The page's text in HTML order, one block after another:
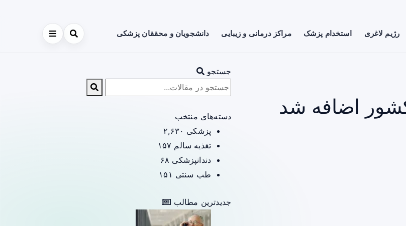
رژیم لاغری استخدام پزشک مراکز درمانی و زیبایی دانشجویان و محققان پزشکی
جستجو
دسته‌های منتخب
پزشکی ۲,۶۳۰
تغذیه سالم ۱۵۷
دندانپزشکی ۶۸
طب سنتی ۱۵۱
جدیدترین مطالب